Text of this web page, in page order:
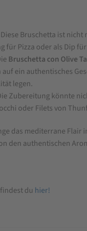
Diese Bruschetta ist
für Pizza oder als Dip
Bruschetta con Olive
auf ein authentisches
legen.
Zubereitung könnte
oder Filets von
das mediterrane Flair
den authentischen
du hier!